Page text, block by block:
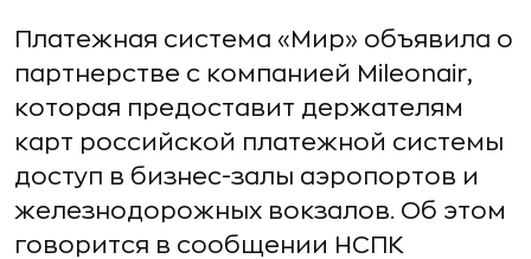
Платежная система «Мир» объявила о
партнерстве с компанией Mileonair,
которая предоставит держателям
карт российской платежной системы
доступ в бизнес-залы аэропортов и
железнодорожных вокзалов. Об этом
говорится в сообщении НСПК